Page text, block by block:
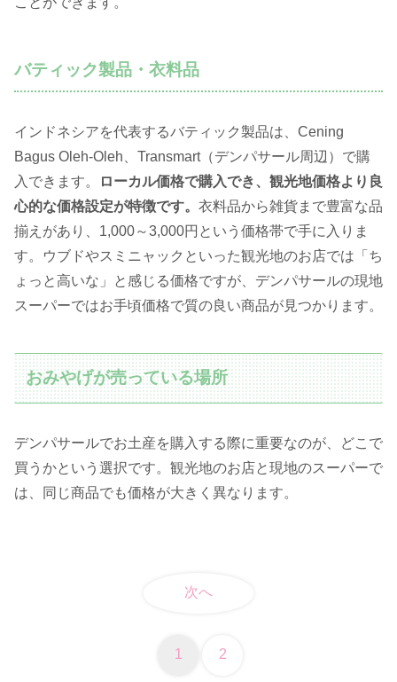
バティック製品・衣料品
インドネシアを代表するバティック製品は、Cening
Bagus Oleh-Oleh、Transmart（デンパサール周辺）で購
入できます。
ローカル価格で購入でき、観光地価格より良
心的な価格設定が特徴です。 衣料品から雑貨まで豊富な品
揃えがあり、1,000～3,000円という価格帯で手に入りま
す。ウブドやスミニャックといった観光地のお店では「ち
ょっと高いな」と感じる価格ですが、デンパサールの現地
スーパーではお手頃価格で質の良い商品が見つかります。
おみやげが売っている場所
デンパサールでお土産を購入する際に重要なのが、どこで
買うかという選択です。観光地のお店と現地のスーパーで
は、同じ商品でも価格が大きく異なります。
次へ
1 2